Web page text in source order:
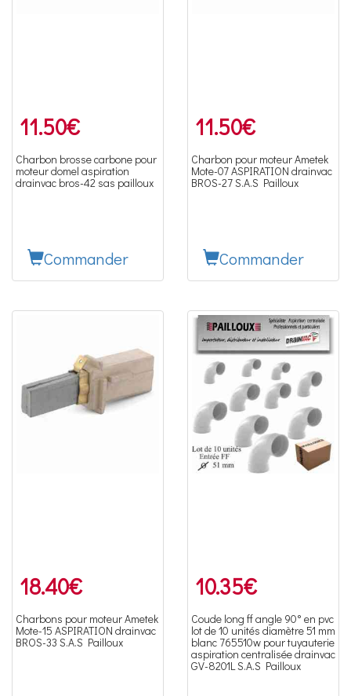
11.50€
Charbon brosse carbone pour
moteur domel aspiration
drainvac bros-42 sas pailloux
Commander
11.50€
Charbon pour moteur Ametek
Mote-07 ASPIRATION drainvac
BROS-27 S.A.S Pailloux
Commander
18.40€
Charbons pour moteur Ametek
Mote-15 ASPIRATION drainvac
BROS-33 S.A.S Pailloux
10.35€
Coude long ff angle 90° en pvc
lot de 10 unités diamètre 51 mm
blanc 765510w pour tuyauterie
aspiration centralisée drainvac
GV-8201L S.A.S Pailloux